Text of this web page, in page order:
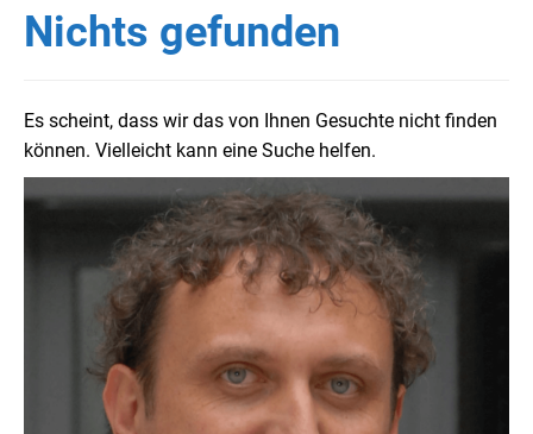
Nichts gefunden
Es scheint, dass wir das von Ihnen Gesuchte nicht finden
können. Vielleicht kann eine Suche helfen.